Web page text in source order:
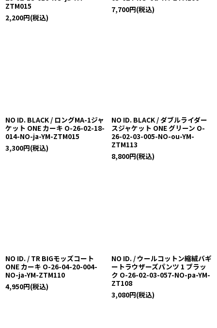
ZTM015
2,200円(税込)
7,700円(税込)
NO ID. BLACK / ロングMA-1ジャ
ケット ONE カーキ O-26-02-18-
014-NO-ja-YM-ZTM015
3,300円(税込)
NO ID. BLACK / ダブルライダー
スジャケット ONE グリーン O-
26-02-03-005-NO-ou-YM-
ZTM113
8,800円(税込)
NO ID. / TR BIGモッズコート
ONE カーキ O-26-04-20-004-
NO-ja-YM-ZTM110
4,950円(税込)
NO ID. / ウールコットン縮絨バギ
ートラウザーズパンツ 1 ブラッ
ク O-26-02-03-057-NO-pa-YM-
ZT108
3,080円(税込)